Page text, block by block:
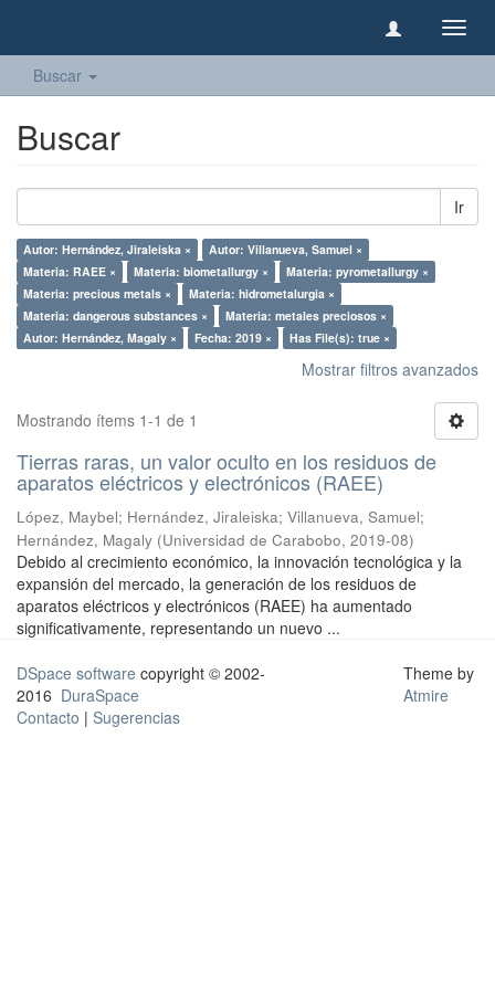
Buscar
Buscar
Ir
Autor: Hernández, Jiraleiska ×
Autor: Villanueva, Samuel ×
Materia: RAEE ×
Materia: biometallurgy ×
Materia: pyrometallurgy ×
Materia: precious metals ×
Materia: hidrometalurgia ×
Materia: dangerous substances ×
Materia: metales preciosos ×
Autor: Hernández, Magaly ×
Fecha: 2019 × Has File(s): true ×
Mostrar filtros avanzados
Mostrando ítems 1-1 de 1
Tierras raras, un valor oculto en los residuos de
aparatos eléctricos y electrónicos (RAEE)
López, Maybel; Hernández, Jiraleiska; Villanueva, Samuel;
Hernández, Magaly (Universidad de Carabobo, 2019-08)
Debido al crecimiento económico, la innovación tecnológica y la
expansión del mercado, la generación de los residuos de
aparatos eléctricos y electrónicos (RAEE) ha aumentado
significativamente, representando un nuevo ...
DSpace software copyright © 2002-
2016 DuraSpace
Contacto | Sugerencias
Theme by
Atmire